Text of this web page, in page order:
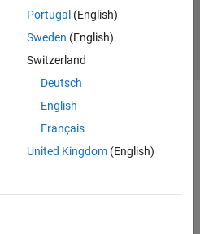
Portugal (English)
Sweden (English)
Switzerland
Deutsch
English
Français
United Kingdom(English)